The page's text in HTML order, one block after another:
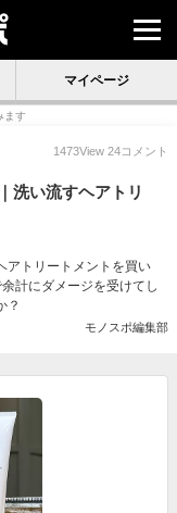
マイページ
ます
1473View 24コメント
洗い流すヘアトリ
アトリートメントを買い
計にダメージを受けてし
？
モノスポ編集部